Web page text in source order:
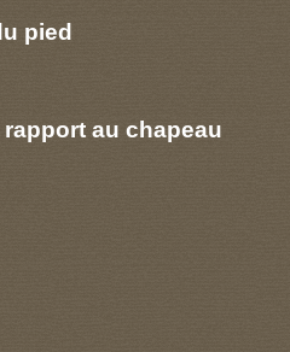
pied
au chapeau